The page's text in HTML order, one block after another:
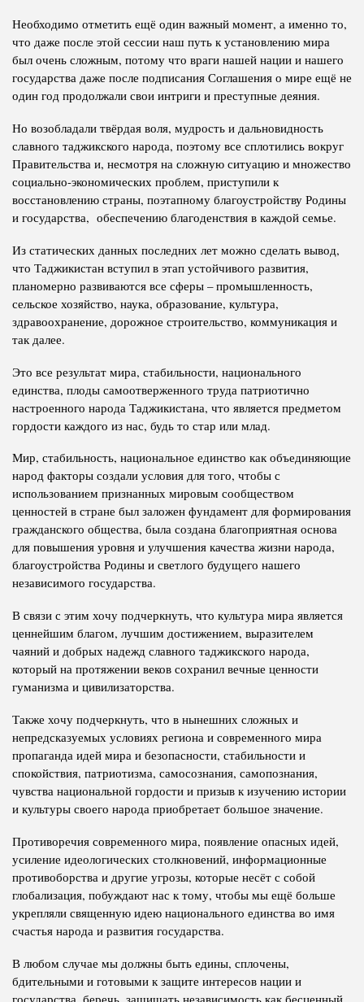
Необходимо отметить ещё один важный момент, а именно то,
что даже после этой сессии наш путь к установлению мира
был очень сложным, потому что враги нашей нации и нашего
государства даже после подписания Соглашения о мире ещё не
один год продолжали свои интриги и преступные деяния.
Но возобладали твёрдая воля, мудрость и дальновидность
славного таджикского народа, поэтому все сплотились вокруг
Правительства и, несмотря на сложную ситуацию и множество
социально-экономических проблем, приступили к
восстановлению страны, поэтапному благоустройству Родины
и государства, обеспечению благоденствия в каждой семье.
Из статических данных последних лет можно сделать вывод,
что Таджикистан вступил в этап устойчивого развития,
планомерно развиваются все сферы – промышленность,
сельское хозяйство, наука, образование, культура,
здравоохранение, дорожное строительство, коммуникация и
так далее.
Это все результат мира, стабильности, национального
единства, плоды самоотверженного труда патриотично
настроенного народа Таджикистана, что является предметом
гордости каждого из нас, будь то стар или млад.
Мир, стабильность, национальное единство как объединяющие
народ факторы создали условия для того, чтобы с
использованием признанных мировым сообществом
ценностей в стране был заложен фундамент для формирования
гражданского общества, была создана благоприятная основа
для повышения уровня и улучшения качества жизни народа,
благоустройства Родины и светлого будущего нашего
независимого государства.
В связи с этим хочу подчеркнуть, что культура мира является
ценнейшим благом, лучшим достижением, выразителем
чаяний и добрых надежд славного таджикского народа,
который на протяжении веков сохранил вечные ценности
гуманизма и цивилизаторства.
Также хочу подчеркнуть, что в нынешних сложных и
непредсказуемых условиях региона и современного мира
пропаганда идей мира и безопасности, стабильности и
спокойствия, патриотизма, самосознания, самопознания,
чувства национальной гордости и призыв к изучению истории
и культуры своего народа приобретает большое значение.
Противоречия современного мира, появление опасных идей,
усиление идеологических столкновений, информационные
противоборства и другие угрозы, которые несёт с собой
глобализация, побуждают нас к тому, чтобы мы ещё больше
укрепляли священную идею национального единства во имя
счастья народа и развития государства.
В любом случае мы должны быть едины, сплочены,
бдительными и готовыми к защите интересов нации и